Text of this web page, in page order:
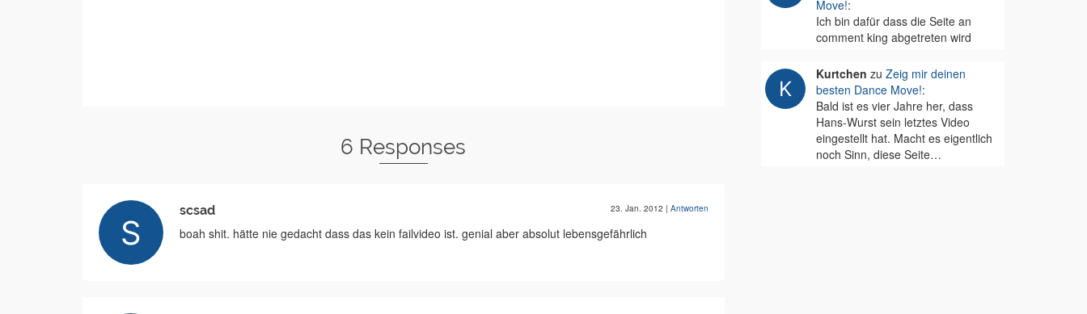
6 Responses
scsad 23. Jan. 2012 | Antworten
boah shit. hätte nie gedacht dass das kein failvideo ist. genial aber absolut lebensgefährlich
Move!:
Ich bin dafür dass die Seite an
comment king abgetreten wird
Kurtchen zu Zeig mir deinen
besten Dance Move!:
Bald ist es vier Jahre her, dass
Hans-Wurst sein letztes Video
eingestellt hat. Macht es eigentlich
noch Sinn, diese Seite…